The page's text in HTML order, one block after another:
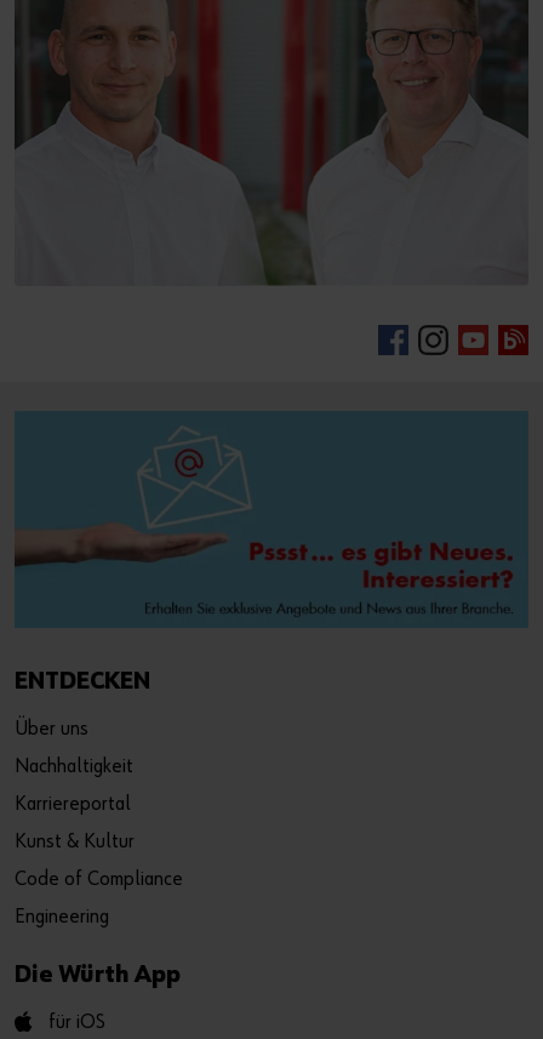
ENTDECKEN
Über uns
Nachhaltigkeit
Karriereportal
Kunst & Kultur
Code of Compliance
Engineering
Die Würth App
für iOS